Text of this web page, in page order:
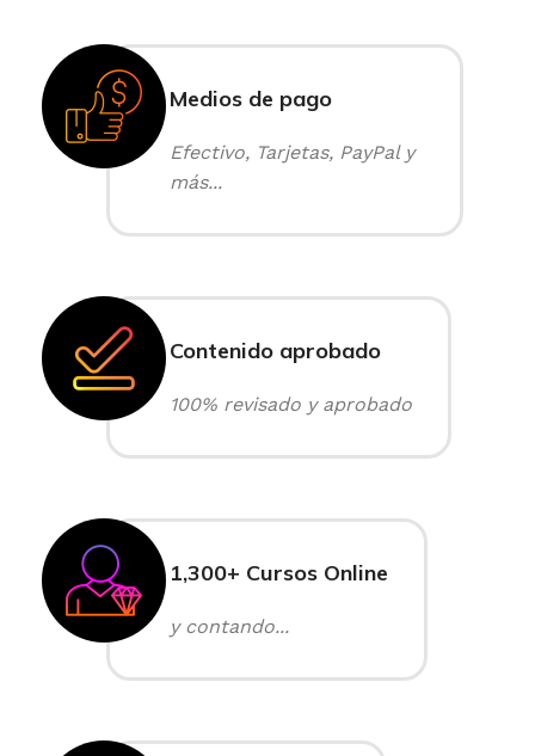
Medios de pago
Efectivo, Tarjetas, PayPal y
más...
Contenido aprobado
100% revisado y aprobado
1,300+ Cursos Online
y contando...